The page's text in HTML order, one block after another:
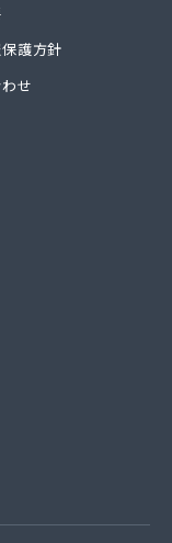
ス販売所
護方針
せ